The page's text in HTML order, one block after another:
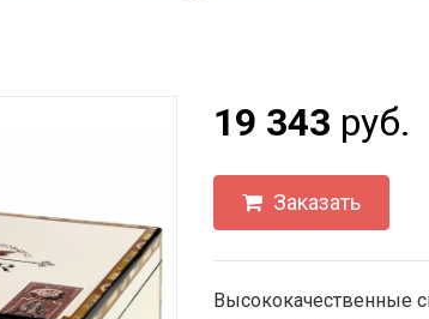
19 343 руб.
Заказать
Высококачественные